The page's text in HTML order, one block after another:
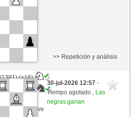
(+16)
(1379) (-16)
seconds/move
>> Repetición y análisis
30-jul-2026 12:57-
Tiempo agotado , Las
negras ganan